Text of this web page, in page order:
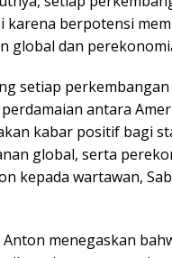
karena berpotensi
global dan
setiap
antara
kabar positif bagi
global, serta
kepada wartawan,
menegaskan